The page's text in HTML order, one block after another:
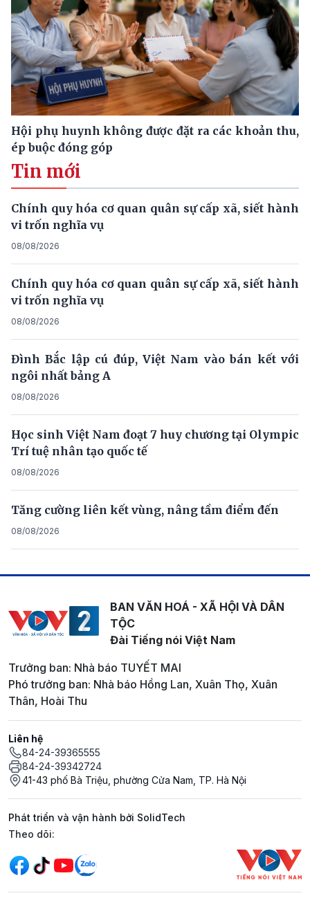
Hội phụ huynh không được đặt ra các khoản thu,
ép buộc đóng góp
Tin mới
Chính quy hóa cơ quan quân sự cấp xã, siết hành
vi trốn nghĩa vụ
08/08/2026
Chính quy hóa cơ quan quân sự cấp xã, siết hành
vi trốn nghĩa vụ
08/08/2026
Đình Bắc lập cú đúp, Việt Nam vào bán kết với
ngôi nhất bảng A
08/08/2026
Học sinh Việt Nam đoạt 7 huy chương tại Olympic
Trí tuệ nhân tạo quốc tế
08/08/2026
Tăng cường liên kết vùng, nâng tầm điểm đến
08/08/2026
BAN VĂN HOÁ - XÃ HỘI VÀ DÂN
TỘC
Đài Tiếng nói Việt Nam
Trưởng ban: Nhà báo TUYẾT MAI
Phó trưởng ban: Nhà báo Hồng Lan, Xuân Thọ, Xuân
Thân, Hoài Thu
Liên hệ
84-24-39365555
84-24-39342724
41-43 phố Bà Triệu, phường Cửa Nam, TP. Hà Nội
Phát triển và vận hành bởi SolidTech
Mạng xã hội
Theo dõi: